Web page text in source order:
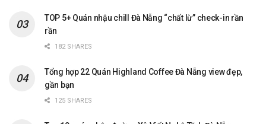
TOP 5+ Quán nhậu chill Đà Nẵng “chất lừ” check-in rần
rần
182 SHARES
Tổng hợp 22 Quán Highland Coffee Đà Nẵng view đẹp,
gần bạn
125 SHARES